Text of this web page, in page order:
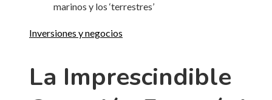
marinos y los ‘terrestres’
Inversiones y negocios
La Imprescindible